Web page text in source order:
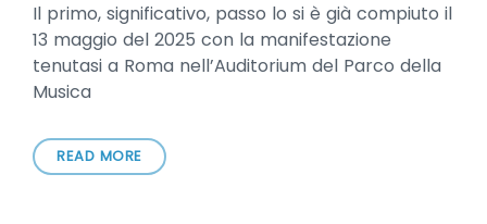
Il primo, significativo, passo lo si è già compiuto il
13 maggio del 2025 con la manifestazione
tenutasi a Roma nell’Auditorium del Parco della
Musica
READ MORE